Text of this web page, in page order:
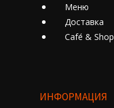
Меню
Доставка
Cafе́ & Shop
ИНФОРМАЦИЯ